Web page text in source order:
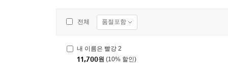
전체 품절포함
내 이름은 빨강 2
11,700원 (10% 할인)